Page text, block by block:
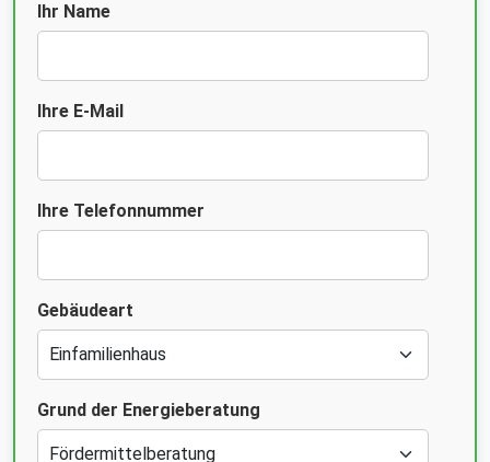
Ihr Name
Ihre E-Mail
Ihre Telefonnummer
Gebäudeart
Grund der Energieberatung